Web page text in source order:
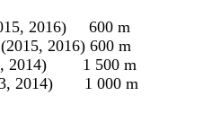
2016) 600 m
2016) 600 m
2014) 1 500 m
2014) 1 000 m